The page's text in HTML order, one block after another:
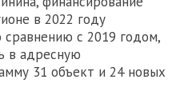
в 2022 году
сравнению с 2019 годом,
в адресную
31 объект и 24 новых